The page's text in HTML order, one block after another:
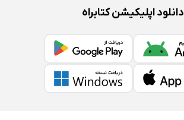
دانلود اپلیکیشن کتابراه